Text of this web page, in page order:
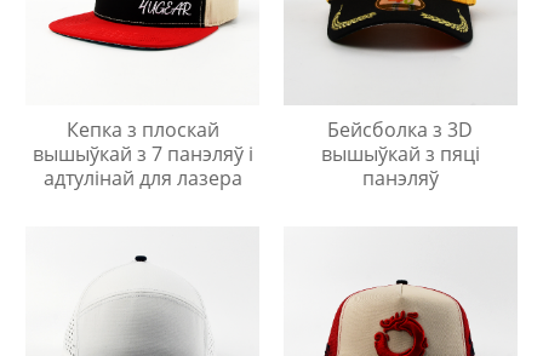
Кепка з плоскай
вышыўкай з 7 панэляў і
адтулінай для лазера
Бейсболка з 3D
вышыўкай з пяці
панэляў